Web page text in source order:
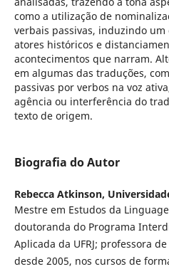
como a utilização de
verbais passivas, induzindo
atores históricos e
acontecimentos que narram.
em algumas das traduções,
passivas por verbos na voz
agência ou interferência do
texto de origem.
Biografia do Autor
Rebecca Atkinson,
Mestre em Estudos da
doutoranda do Programa
Aplicada da UFRJ; professora
desde 2005, nos cursos de